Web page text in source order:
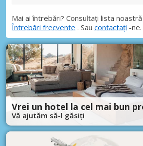
Mai ai întrebări? Consultați lista
Întrebări frecvente . Sau contactați -ne.
Vrei un hotel la cel mai bun
Vă ajutăm să-l găsiți